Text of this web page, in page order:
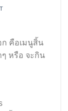
ก คือเมนูสิ้น
ๆ หรือ จะกิน